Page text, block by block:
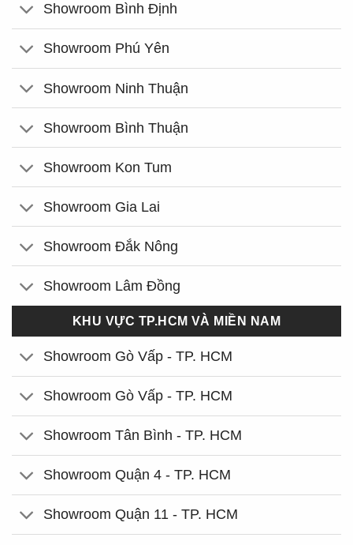
Showroom Bình Định
Showroom Phú Yên
Showroom Ninh Thuận
Showroom Bình Thuận
Showroom Kon Tum
Showroom Gia Lai
Showroom Đắk Nông
Showroom Lâm Đồng
KHU VỰC TP.HCM VÀ MIỀN NAM
Showroom Gò Vấp - TP. HCM
Showroom Gò Vấp - TP. HCM
Showroom Tân Bình - TP. HCM
Showroom Quận 4 - TP. HCM
Showroom Quận 11 - TP. HCM